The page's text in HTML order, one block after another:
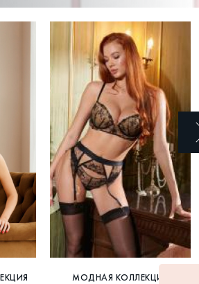
МОДНАЯ КОЛЛЕКЦИЯ